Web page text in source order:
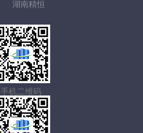
湖南精恒
手机二维码